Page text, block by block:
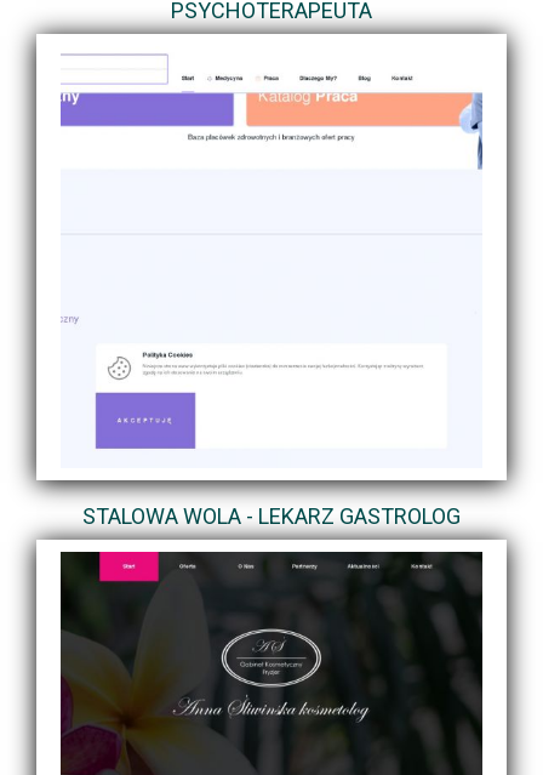
PSYCHOTERAPEUTA
STALOWA WOLA - LEKARZ GASTROLOG